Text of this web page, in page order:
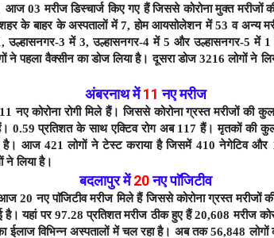
03 मरीज डिस्चार्ज किए गए हैं जिससे कोरोना मुक्त मरीजों
शहर के बाहर के अस्पतालों में 7, होम आयसोलेशन में 53 व अन्य
3 में 3, उल्हासनगर-4 में 5 और उल्हासनगर-5 में 1
ने पहला वैक्सीन का डोज लिया है। दूसरा डोज 3216 लोगों ने
अंबरनाथ में11 नए मरीज
नए कोरोना रोगी मिले हैं। जिससे कोरोना ग्रस्त मरीजों
0.59 प्रतिशत के साथ एक्टिव रोग अब 117 हैं।मृतकों की
आज 421 लोगों ने टेस्ट कराया है जिसमें 410 नेगेटिव और
ने लिया है।
बदलापुर में20नए पाॅजिटीव
20 नए पाॅजिटीव मरीज मिले हैं जिससे कोरोना ग्रस्त
है। यहां पर 97.28 प्रतिशत मरीज ठीक हुए हैं 20,608 मरीज
विभिन्न अस्पतालों में चल रहा है। अब तक 56,848 लोगों